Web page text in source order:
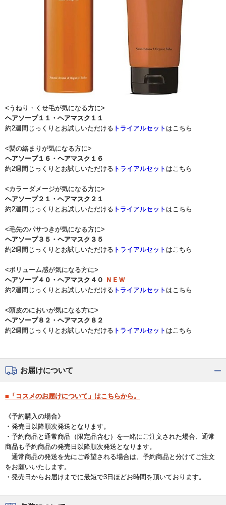
<うねり・くせ毛が気になる方に>
ヘアソープ１１ ・ ヘアマスク１１
約2週間じっくりとお試しいただける トライアルセット はこちら
<髪の絡まりが気になる方に>
ヘアソープ１６ ・ ヘアマスク１６
約2週間じっくりとお試しいただける トライアルセット はこちら
<カラーダメージが気になる方に>
ヘアソープ２１ ・ ヘアマスク２１
約2週間じっくりとお試しいただける トライアルセット はこちら
<毛先のパサつきが気になる方に>
ヘアソープ３５ ・ ヘアマスク３５
約2週間じっくりとお試しいただける トライアルセット はこちら
<ボリューム感が気になる方に>
ヘアソープ４０ ・ ヘアマスク４０ ＮＥＷ
約2週間じっくりとお試しいただける トライアルセット はこちら
<頭皮のにおいが気になる方に>
ヘアソープ８２ ・ ヘアマスク８２
約2週間じっくりとお試しいただける トライアルセット はこちら
お届けについて
■「コスメのお届けについて」はこちらから。
《予約購入の場合》
・発売日以降順次発送となります。
・予約商品と通常商品（限定品含む）を一緒にご注文された場合、通常
商品も予約商品の発売日以降順次発送となります。
通常商品の発送を先にご希望される場合は、予約商品と分けてご注文
をお願いいたします。
・発売日からお届けまでに最短で3日ほどお時間を頂いております。